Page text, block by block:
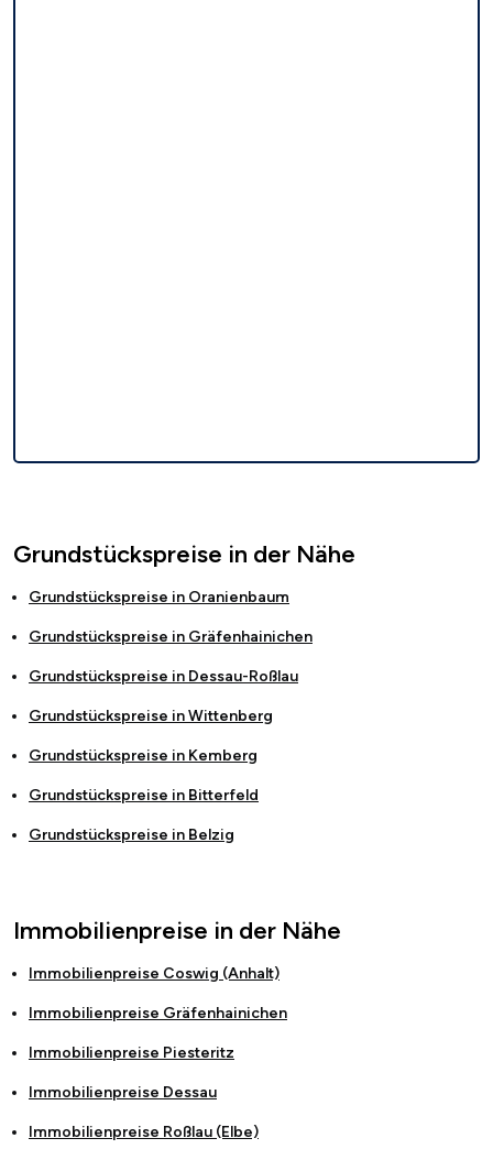
Grundstückspreise in der Nähe
Grundstückspreise in Oranienbaum
Grundstückspreise in Gräfenhainichen
Grundstückspreise in Dessau-Roßlau
Grundstückspreise inWittenberg
Grundstückspreise in Kemberg
Grundstückspreise in Bitterfeld
Grundstückspreise in Belzig
Immobilienpreise in der Nähe
Immobilienpreise Coswig (Anhalt)
Immobilienpreise Gräfenhainichen
Immobilienpreise Piesteritz
Immobilienpreise Dessau
Immobilienpreise Roßlau (Elbe)